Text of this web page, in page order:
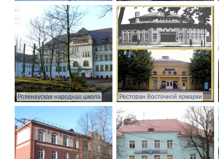
Розенауская народная школа Ресторан Восточной ярмарки